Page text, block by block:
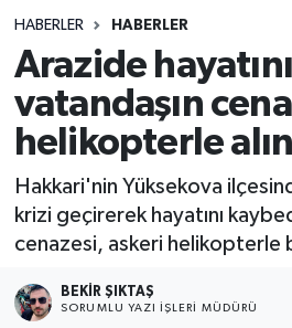
HABERLER HABERLER
Arazide
vatandaşın
helikopterle
Hakkari'nin Yüksekova
krizi geçirerek hayatını
cenazesi, askeri helikopterle
BEKIR ŞIKTAŞ
SORUMLU YAZI İŞLERI MÜDÜRÜ
Son Dakika Haberleri
Haber Arşivi